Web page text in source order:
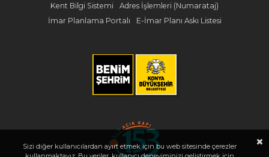
Kent Bilgi Sistemi
Adres İşlemleri (Numarataj)
İmar Planlama Portalı
E-İmar Planı Askı Listesi
Sizi diğer kullanıcılardan ayırt etmek için bu web sitesinde çerezler